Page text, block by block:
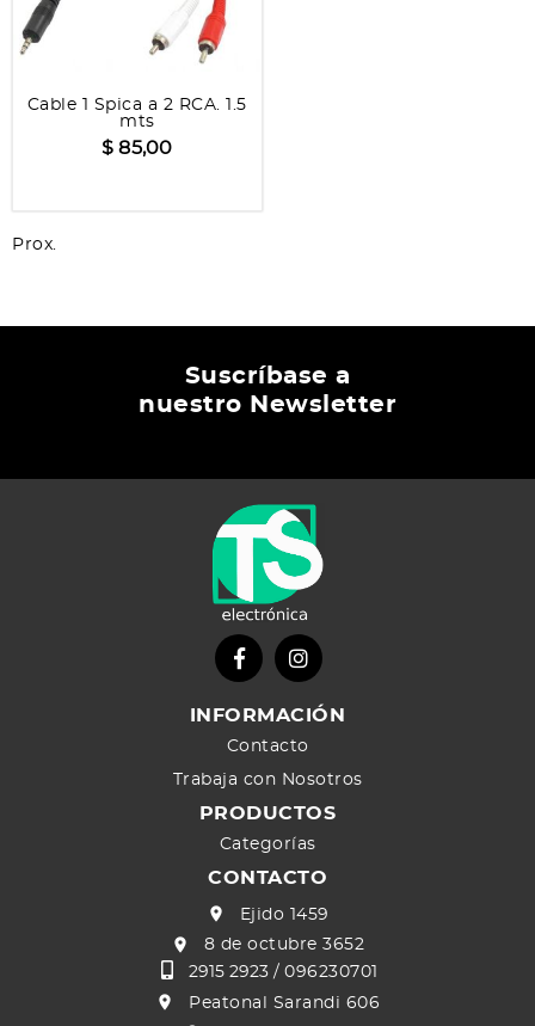
Cable 1 Spica a 2 RCA. 1.5
mts
$ 85,00
Prox.
Suscríbase a
nuestro Newsletter
INFORMACIÓN
Contacto
Trabaja con Nosotros
PRODUCTOS
Categorías
CONTACTO
Ejido 1459
8 de octubre 3652
2915 2923 /096230701
Peatonal Sarandi 606